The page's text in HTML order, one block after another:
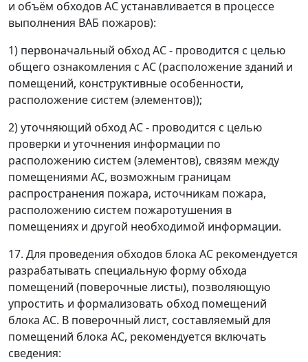
и объём обходов АС устанавливается в процессе
выполнения ВАБ пожаров):
1) первоначальный обход АС - проводится с целью
общего ознакомления с АС (расположение зданий и
помещений, конструктивные особенности,
расположение систем (элементов));
2) уточняющий обход АС - проводится с целью
проверки и уточнения информации по
расположению систем (элементов), связям между
помещениями АС, возможным границам
распространения пожара, источникам пожара,
расположению систем пожаротушения в
помещениях и другой необходимой информации.
17. Для проведения обходов блока АС рекомендуется
разрабатывать специальную форму обхода
помещений (поверочные листы), позволяющую
упростить и формализовать обход помещений
блока АС. В поверочный лист, составляемый для
помещений блока АС, рекомендуется включать
сведения: